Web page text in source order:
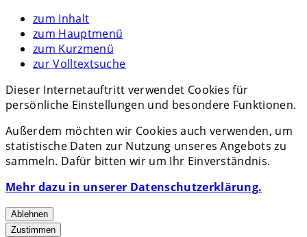
zum Inhalt
zum Hauptmenü
zum Kurzmenü
zur Volltextsuche
Dieser Internetauftritt verwendet Cookies für
persönliche Einstellungen und besondere Funktionen.
Außerdem möchten wir Cookies auch verwenden, um
statistische Daten zur Nutzung unseres Angebots zu
sammeln. Dafür bitten wir um Ihr Einverständnis.
Mehr dazu in unserer Datenschutzerklärung.
Ablehnen
Zustimmen